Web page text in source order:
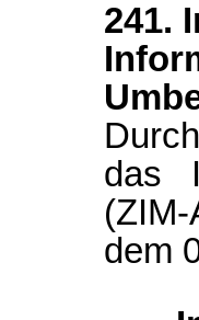
241.
das
dem